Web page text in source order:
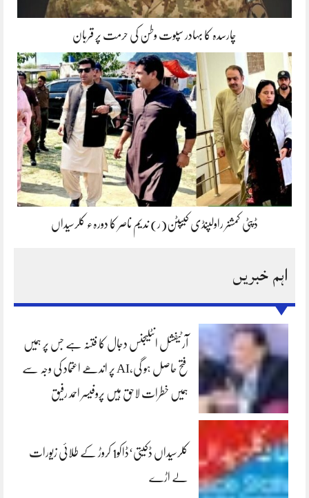
چارسدہ کا بہادر سپوت وطن کی حرمت پر قربان
ڈپٹی کمشنر راولپنڈی کیپٹن(ر) ندیم ناصر کا دورہء کلرسیداں
اہم خبریں
آرٹیفشل انٹلیجنس دجال کا فتنہ ہے جس پر ہمیں
فتح حاصل ہو گی،AI پر اندھے اعتماد کی وجہ سے
ہمیں خطرات لاحق ہیں پروفیسر احمد رفیق
کلرسیداں ڈکیتی‘ڈاکو1 کروڑ کے طلائی زیورات
لے اڑے